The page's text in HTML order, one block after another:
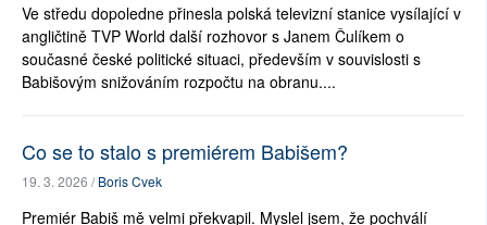
Ve středu dopoledne přinesla polská televizní stanice vysílající v
angličtině TVP World další rozhovor s Janem Čulíkem o
současné české politické situaci, především v souvislosti s
Babišovým snižováním rozpočtu na obranu....
Co se to stalo s premiérem Babišem?
19. 3. 2026 /Boris Cvek
Premiér Babiš mě velmi překvapil. Myslel jsem, že pochválí